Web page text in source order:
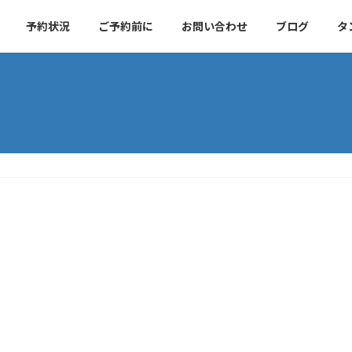
予約状況 ご予約前に お問い合わせ ブログ タ